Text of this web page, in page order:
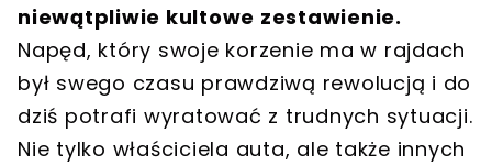
niewątpliwie kultowe zestawienie.
Napęd, który swoje korzenie ma w rajdach
był swego czasu prawdziwą rewolucją i do
dziś potrafi wyratować z trudnych sytuacji.
Nie tylko właściciela auta, ale także innych